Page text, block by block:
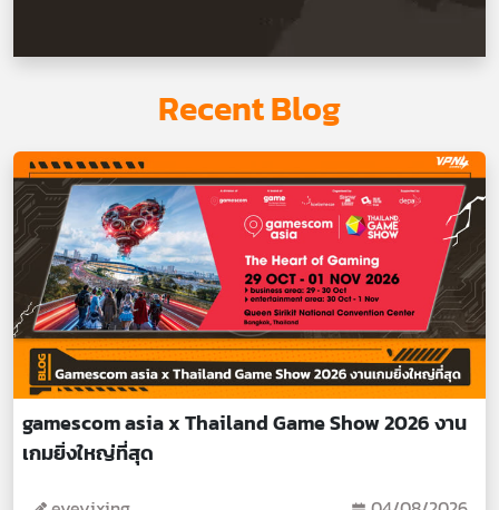
Recent Blog
gamescom asia x Thailand Game Show 2026 งาน
เกมยิ่งใหญ่ที่สุด